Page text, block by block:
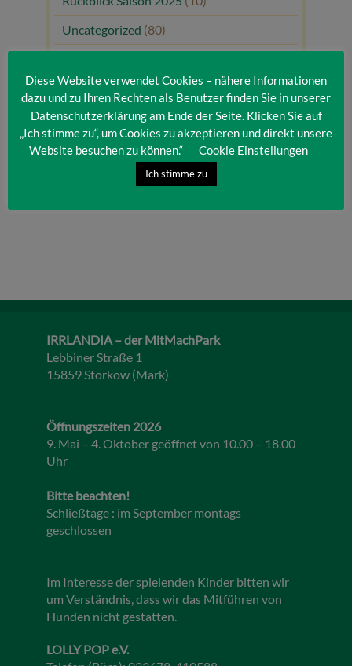
Uncategorized (80)
IRRLANDIA – der MitMachPark
Lebbiner Straße 1
15859 Storkow (Mark)
Öffnungszeiten 2026
9. Mai – 4. Oktober geöffnet von 10.00 – 18.00
Uhr
Bitte beachten!
Schließtage : im September montags
geschlossen
Im Interesse der spielenden Kinder bitten wir
um Verständnis, dass wir das Mitführen von
Hunden nicht gestatten.
LOLLY POP e.V.
Diese Website verwendet Cookies – nähere Informationen
dazu und zu Ihren Rechten als Benutzer finden Sie in unserer
Datenschutzerklärung am Ende der Seite. Klicken Sie auf
„Ich stimme zu“, um Cookies zu akzeptieren und direkt unsere
Website besuchen zu können.“
Cookie Einstellungen
Ich stimme zu